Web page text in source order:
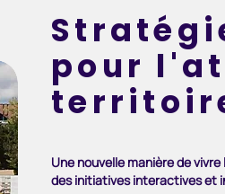
pour
Une nouvelle manière de
des initiatives interactives et